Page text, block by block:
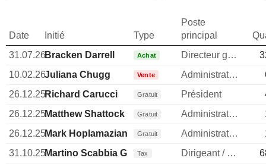
Date Initié Type
Poste
principal
31.07.26Bracken Darrell Achat Directeur general
10.02.26Juliana Chugg Vente Administrateur
26.12.25Richard Carucci Gratuit Président
26.12.25Matthew Shattock Gratuit Administrateur
26.12.25Mark Hoplamazian Gratuit Administrateur
31.10.25Martino Scabbia Guerrini
Tax Dirigeant / cadre principal